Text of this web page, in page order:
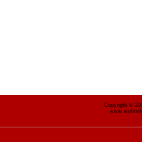
Copyright ©